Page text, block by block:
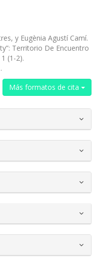
y Eugènia Agustí Camí.
Territorio De Encuentro
1 (1-2).
Más formatos de cita